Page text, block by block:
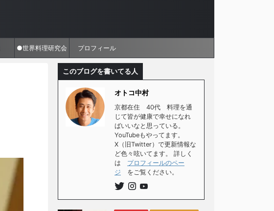
●世界料理研究会 プロフィール
このブログを書いてる人
オトコ中村
京都在住 40代 料理を通
じて皆が健康で幸せになれ
ばいいなと思っている。
YouTubeもやってます。
X（旧Twitter）で更新情報な
ど色々呟いてます。 詳しく
は プロフィールのペー
ジ をご覧ください。